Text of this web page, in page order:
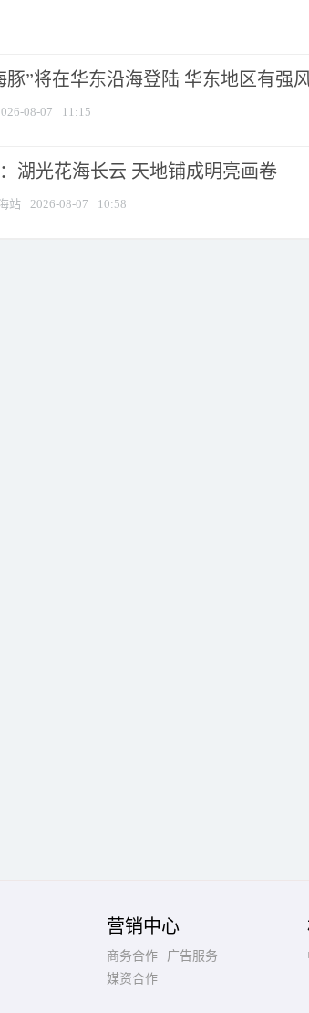
豚”将在华东沿海登陆 华东地区有强
08-07 11:15
湖光花海长云 天地铺成明亮画卷
站 2026-08-07 10:58
营销中心
商务合作
广告服务
媒资合作